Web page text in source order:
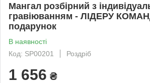
Мангал розбірний з
гравіюванням - ЛІДЕРУ
подарунок
В наявності
Код: SP00201
Роздріб
1 656 ₴